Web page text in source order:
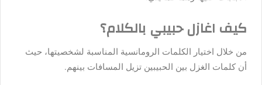
كيف اغازل حبيبي بالكلام؟
من خلال اختيار الكلمات الرومانسية المناسبة لشخصيتها، حيث
أن كلمات الغزل بين الحبيبين تزيل المسافات بينهم.